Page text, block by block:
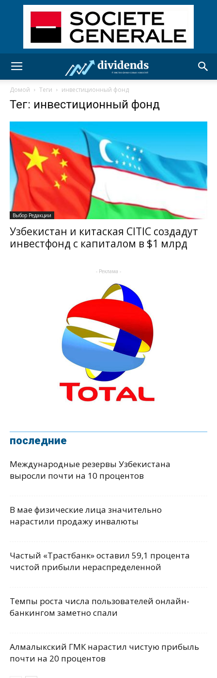
Домой Теги инвестиционный фонд
Тег: инвестиционный фонд
Выбор Редакции
Узбекистан и китаская CITIC создадут
инвестфонд с капиталом в $1 млрд
- Реклама -
последние
Международные резервы Узбекистана
выросли почти на 10 процентов
В мае физические лица значительно
нарастили продажу инвалюты
Частый «Трастбанк» оставил 59,1 процента
чистой прибыли нераспределенной
Темпы роста числа пользователей онлайн-
банкингом заметно спали
Алмалыкский ГМК нарастил чистую прибыль
почти на 20 процентов